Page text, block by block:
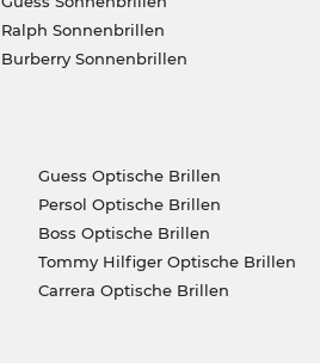
Ralph Sonnenbrillen
Burberry Sonnenbrillen
Guess Optische Brillen
Persol Optische Brillen
Boss Optische Brillen
Tommy Hilfiger Optische Brillen
Carrera Optische Brillen